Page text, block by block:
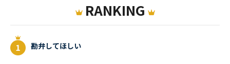
RANKING
勘弁してほしい